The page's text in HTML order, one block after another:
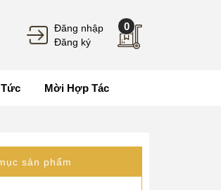
Đăng nhập
Đăng ký
0
Mời Hợp Tác
sản phẩm